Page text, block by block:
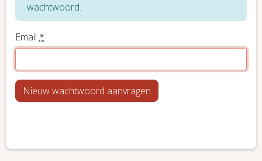
wachtwoord.
Email *